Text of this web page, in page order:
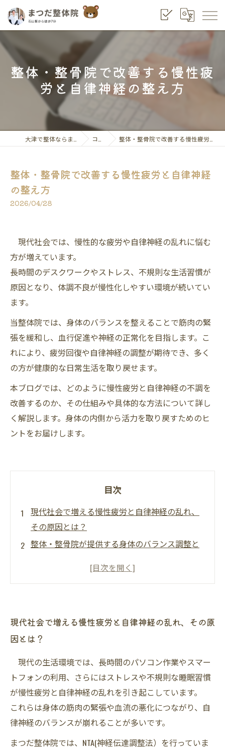
整体・整骨院で改善する慢性疲
労と自律神経の整え方
コラム 整体・整骨院で改善する慢性疲労と自律神経の整え方
整体・整骨院で改善する慢性疲労と自律神経
の整え方
2026/04/28
現代社会では、慢性的な疲労や自律神経の乱れに悩む
方が増えています。
長時間のデスクワークやストレス、不規則な生活習慣が
原因となり、体調不良が慢性化しやすい環境が続いてい
ます。
当整体院では、身体のバランスを整えることで筋肉の緊
張を緩和し、血行促進や神経の正常化を目指します。こ
れにより、疲労回復や自律神経の調整が期待でき、多く
の方が健康的な日常生活を取り戻せます。
本ブログでは、どのように慢性疲労と自律神経の不調を
改善するのか、その仕組みや具体的な方法について詳し
く解説します。身体の内側から活力を取り戻すためのヒ
ントをお届けします。
目次
現代社会で増える慢性疲労と自律神経の乱れ、
その原因とは？
整体・整骨院が提供する身体のバランス調整と
筋肉の緊張を緩和し血行を促進する整体施術の
と生活習慣の見直し
整体・整骨院で慢性疲労を克服し健康的な毎日
を取り戻すまでの道のり
慢性疲労と自律神経の不調に悩む人のためのセ
ルフケアのポイント
整体・整骨院で内側から活力を取り戻すための
総まとめ
現代社会で増える慢性疲労と自律神経の乱れ、その原
因とは？
現代の生活環境では、長時間のパソコン作業やスマー
トフォンの利用、さらにはストレスや不規則な睡眠習慣
が慢性疲労と自律神経の乱れを引き起こしています。
これらは身体の筋肉の緊張や血流の悪化につながり、自
律神経のバランスが崩れることが多いです。
まつだ整体院では、NTA(神経伝達調整法）を行っていま